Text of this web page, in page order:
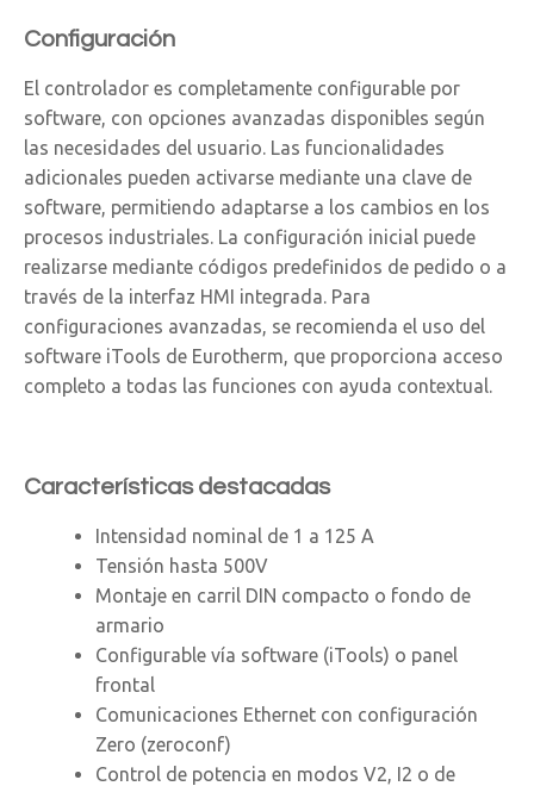
Configuración
El controlador es completamente configurable por
software, con opciones avanzadas disponibles según
las necesidades del usuario. Las funcionalidades
adicionales pueden activarse mediante una clave de
software, permitiendo adaptarse a los cambios en los
procesos industriales. La configuración inicial puede
realizarse mediante códigos predefinidos de pedido o a
través de la interfaz HMI integrada. Para
configuraciones avanzadas, se recomienda el uso del
software iTools de Eurotherm, que proporciona acceso
completo a todas las funciones con ayuda contextual.
Características destacadas
Intensidad nominal de 1 a 125 A
Tensión hasta 500V
Montaje en carril DIN compacto o fondo de
armario
Configurable vía software (iTools) o panel
frontal
Comunicaciones Ethernet con configuración
Zero (zeroconf)
Control de potencia en modos V2, I2 o de